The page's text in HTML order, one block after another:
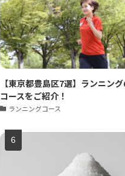
【東京都豊島区7選】ランニン
コースをご紹介！
ランニングコース